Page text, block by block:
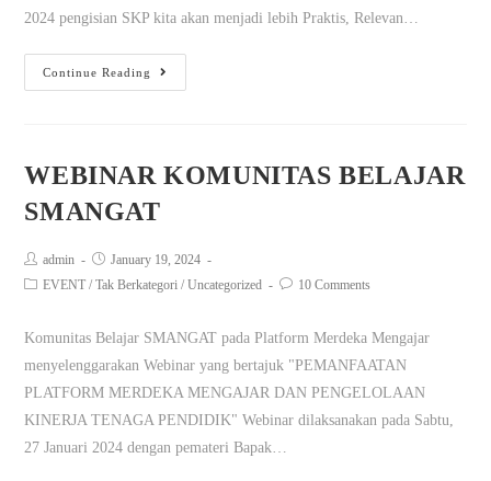
2024 pengisian SKP kita akan menjadi lebih Praktis, Relevan…
Continue Reading
WEBINAR KOMUNITAS BELAJAR
SMANGAT
admin
January 19, 2024
EVENT / Tak Berkategori / Uncategorized 10 Comments
Komunitas Belajar SMANGAT pada Platform Merdeka Mengajar
menyelenggarakan Webinar yang bertajuk "PEMANFAATAN
PLATFORM MERDEKA MENGAJAR DAN PENGELOLAAN
KINERJA TENAGA PENDIDIK" Webinar dilaksanakan pada Sabtu,
27 Januari 2024 dengan pemateri Bapak…